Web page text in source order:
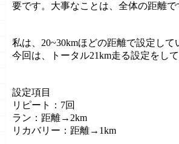
要です。大事なことは、全体の距離で
私は、20~30kmほどの距離で設定して
今回は、トータル21km走る設定をして
設定項目
リピート：7回
ラン：距離→2km
リカバリー：距離→1km